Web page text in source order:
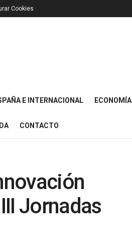
Cookies
E INTERNACIONAL ECONOMÍA
CONTACTO
Jornadas